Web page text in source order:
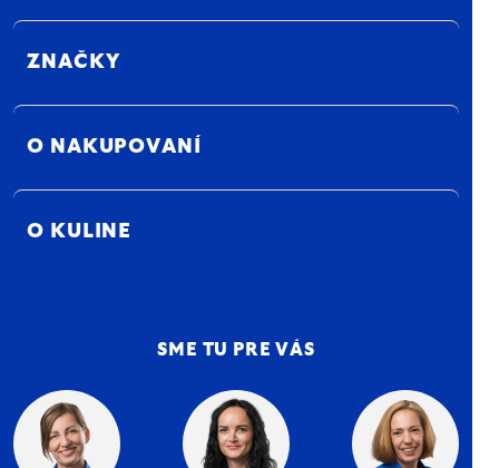
ZNAČKY
O NAKUPOVANÍ
O KULINE
SME TU PRE VÁS